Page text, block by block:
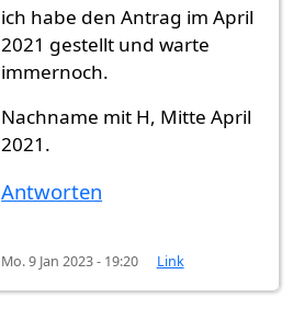
ich habe den Antrag im April
2021 gestellt und warte
immernoch.
Nachname mit H, Mitte April
2021.
Antworten
Mo. 9 Jan 2023 - 19:20 Link